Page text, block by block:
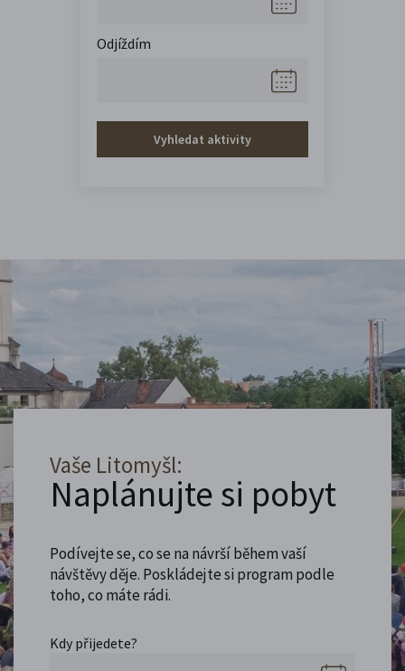
Odjíždím
Vyhledat aktivity
Vaše Litomyšl:
Naplánujte si pobyt
Podívejte se, co se na návrší během vaší
návštěvy děje. Poskládejte si program podle
toho, co máte rádi.
Kdy přijedete?